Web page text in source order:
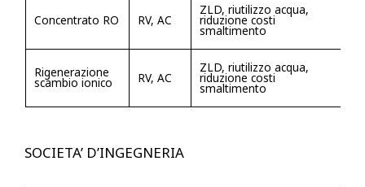
Concentrato RO RV, AC
ZLD, riutilizzo acqua,
riduzione costi
smaltimento
Rigenerazione
scambio ionico RV, AC
ZLD, riutilizzo acqua,
riduzione costi
smaltimento
SOCIETA’ D’INGEGNERIA